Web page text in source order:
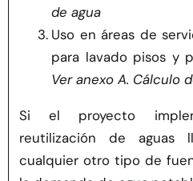
de agua
Uso en áreas de
para lavado pisos y
Ver anexo A. Cálculo
Si el proyecto
reutilización de aguas
cualquier otro tipo de